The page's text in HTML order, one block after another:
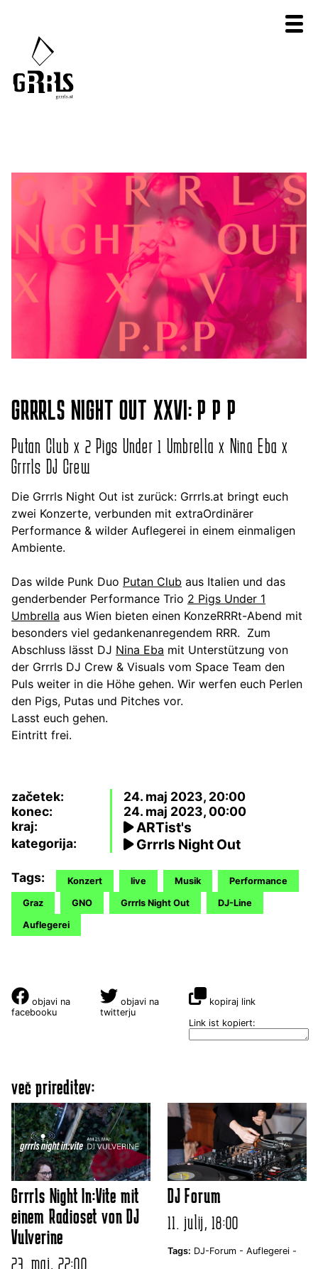
GRRRLS NIGHT OUT XXVI: P P P
Putan Club x 2 Pigs Under 1 Umbrella x Nina Eba x
Grrrls DJ Crew
Die Grrrls Night Out ist zurück: Grrrls.at bringt euch
zwei Konzerte, verbunden mit extraOrdinärer
Performance & wilder Auflegerei in einem einmaligen
Ambiente.
Das wilde Punk Duo Putan Club aus Italien und das
genderbender Performance Trio 2 Pigs Under 1
Umbrella aus Wien bieten einen KonzeRRRt-Abend mit
besonders viel gedankenanregendem RRR. Zum
Abschluss lässt DJ Nina Eba mit Unterstützung von
der Grrrls DJ Crew & Visuals vom Space Team den
Puls weiter in die Höhe gehen. Wir werfen euch Perlen
den Pigs, Putas und Pitches vor.
Lasst euch gehen.
Eintritt frei.
začetek:
24. maj 2023, 20:00
konec:
24. maj 2023, 00:00
kraj:
ARTist's
kategorija: Grrrls Night Out
Tags: Konzert live Musik Performance
Graz GNO Grrrls Night Out DJ-Line
Auflegerei
objavi na
facebooku
objavi na
twitterju
kopiraj link
Link ist kopiert:
več prireditev:
Grrrls Night In:Vite mit
einem Radioset von DJ
Vulverine
23. maj, 22:00
DJ Forum
11. julij, 18:00
Tags: DJ-Forum - Auflegerei -